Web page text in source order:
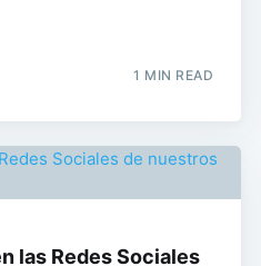
1 MIN READ
las Redes Sociales